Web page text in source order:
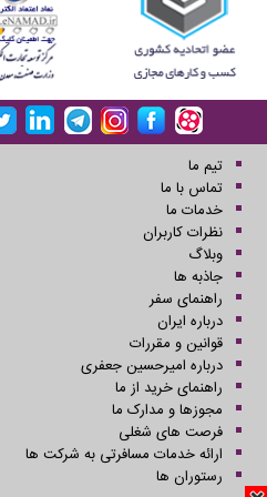
تیم ما
تماس با ما
خدمات ما
نظرات کاربران
وبلاگ
جاذبه ها
راهنمای سفر
درباره ایران
قوانین و مقررات
درباره امیرحسین جعفری
راهنمای خرید از ما
مجوزها و مدارک ما
فرصت های شغلی
ارائه خدمات مسافرتی به شرکت ها
رستوران ها